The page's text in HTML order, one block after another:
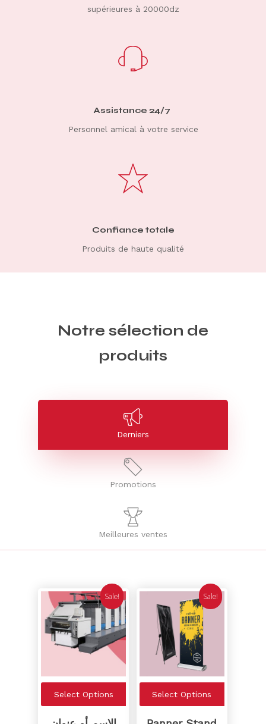
supérieures à 20000dz
Assistance 24/7
Personnel amical à votre service
Confiance totale
Produits de haute qualité
Notre sélection de
produits
Derniers
Promotions
Meilleures ventes
Sale!
Select Options
Sale!
Select Options